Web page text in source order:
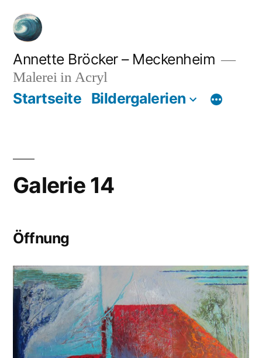
Zum
Inhalt
springen
Annette Bröcker – Meckenheim
Malerei in Acryl
Startseite Bildergalerien
Galerie 14
Öffnung